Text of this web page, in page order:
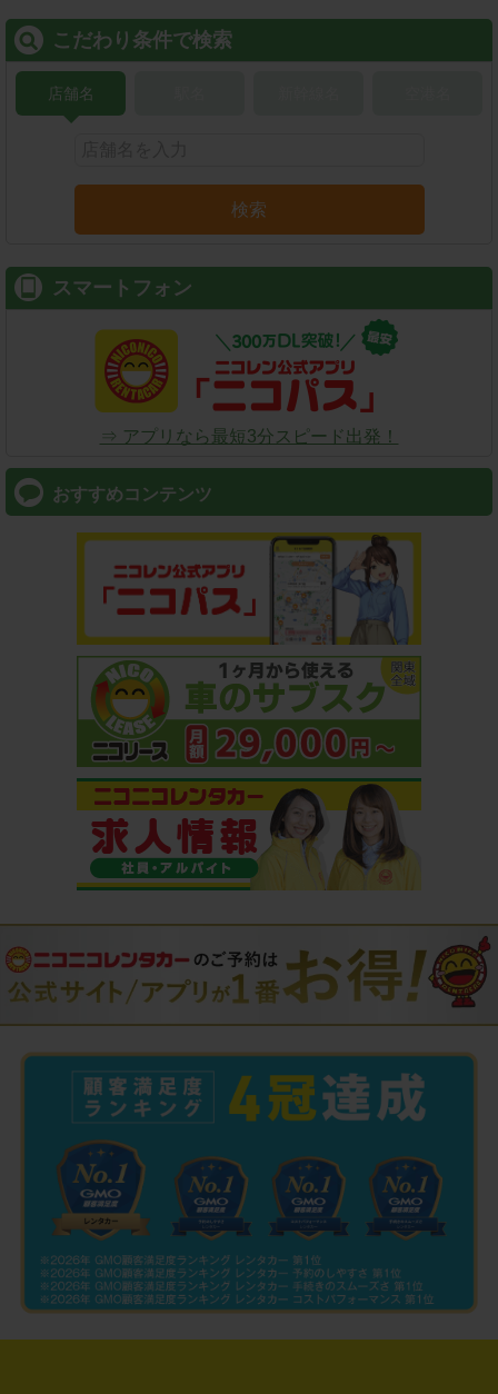
こだわり条件で検索
店舗名
検索
スマートフォン
⇒ アプリなら最短3分スピード出発！
おすすめコンテンツ